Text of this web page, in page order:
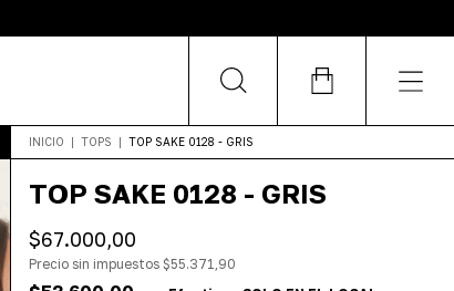
INICIO | TOPS | TOP SAKE 0128 - GRIS
TOP SAKE 0128 - GRIS
$67.000,00
Precio sin impuestos $55.371,90